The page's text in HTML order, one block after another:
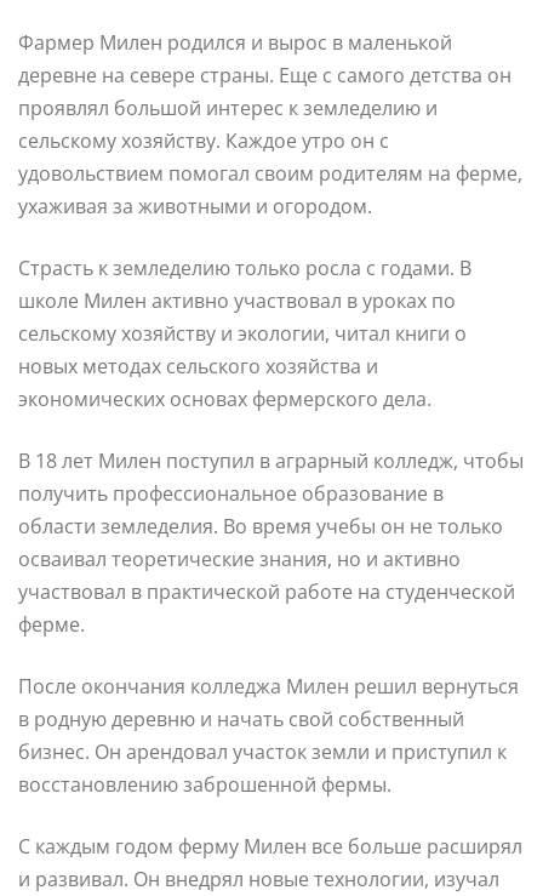
Фармер Милен родился и вырос в маленькой
деревне на севере страны. Еще с самого детства он
проявлял большой интерес к земледелию и
сельскому хозяйству. Каждое утро он с
удовольствием помогал своим родителям на ферме,
ухаживая за животными и огородом.
Страсть к земледелию только росла с годами. В
школе Милен активно участвовал в уроках по
сельскому хозяйству и экологии, читал книги о
новых методах сельского хозяйства и
экономических основах фермерского дела.
В 18 лет Милен поступил в аграрный колледж, чтобы
получить профессиональное образование в
области земледелия. Во время учебы он не только
осваивал теоретические знания, но и активно
участвовал в практической работе на студенческой
ферме.
После окончания колледжа Милен решил вернуться
в родную деревню и начать свой собственный
бизнес. Он арендовал участок земли и приступил к
восстановлению заброшенной фермы.
С каждым годом ферму Милен все больше расширял
и развивал. Он внедрял новые технологии, изучал